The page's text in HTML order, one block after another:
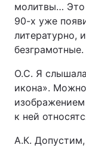
молитвы… Это
90-х уже
литературно,
безграмотные.
О.С. Я
икона».
к ней
А.К.